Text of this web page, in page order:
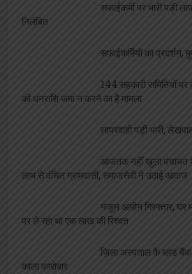
सफाईकर्मी पर भारी पड़ी
निलंबित
सफाईकर्मियों का प्रदर्शन,
144 सहकारी समितियों पर
की धनराशि जमा न करने का है मामला
लापरवाही पड़ी भारी,
आजतक नहीं खुला पंचायत
लाभ से वंचित ग्रामवासी, समाजसेवी ने उठाई आवाज
नजूल आमीन गिरफ्तार, घर
पर ले रहा था एक लाख की रिश्वत
ज़िला अस्पताल के ब्लड
काला कारोबार